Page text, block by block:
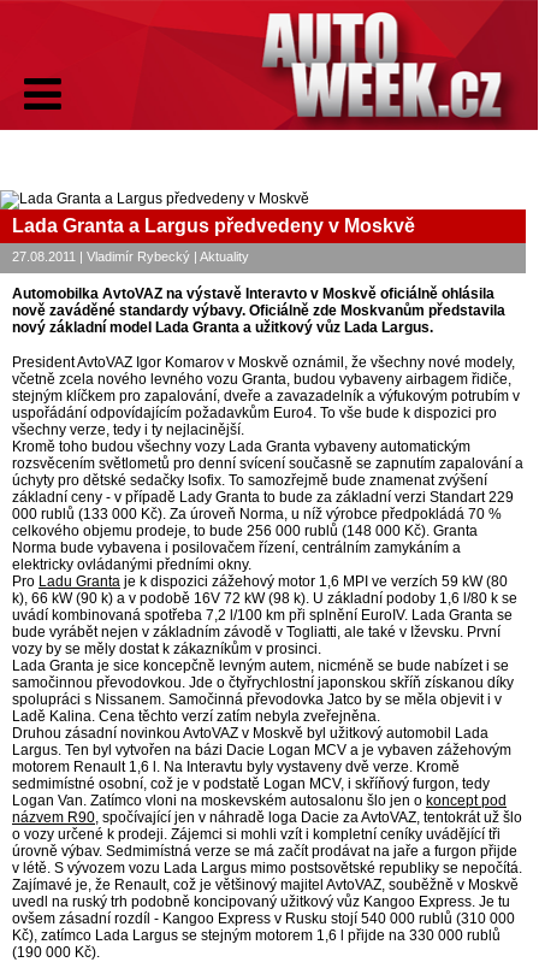
Lada Granta a Largus předvedeny v Moskvě
27.08.2011 | Vladimír Rybecký | Aktuality
Automobilka AvtoVAZ na výstavě Interavto v Moskvě oficiálně ohlásila
nově zaváděné standardy výbavy. Oficiálně zde Moskvanům představila
nový základní model Lada Granta a užitkový vůz Lada Largus.
President AvtoVAZ Igor Komarov v Moskvě oznámil, že všechny nové modely,
včetně zcela nového levného vozu Granta, budou vybaveny airbagem řidiče,
stejným klíčkem pro zapalování, dveře a zavazadelník a výfukovým potrubím v
uspořádání odpovídajícím požadavkům Euro4. To vše bude k dispozici pro
všechny verze, tedy i ty nejlacinější.
Kromě toho budou všechny vozy Lada Granta vybaveny automatickým
rozsvěcením světlometů pro denní svícení současně se zapnutím zapalování a
úchyty pro dětské sedačky Isofix. To samozřejmě bude znamenat zvýšení
základní ceny - v případě Lady Granta to bude za základní verzi Standart 229
000 rublů (133 000 Kč). Za úroveň Norma, u níž výrobce předpokládá 70 %
celkového objemu prodeje, to bude 256 000 rublů (148 000 Kč). Granta
Norma bude vybavena i posilovačem řízení, centrálním zamykáním a
elektricky ovládanými předními okny.
Pro Ladu Granta je k dispozici zážehový motor 1,6 MPI ve verzích 59 kW (80
k), 66 kW (90 k) a v podobě 16V 72 kW (98 k). U základní podoby 1,6 l/80 k se
uvádí kombinovaná spotřeba 7,2 l/100 km při splnění EuroIV. Lada Granta se
bude vyrábět nejen v základním závodě v Togliatti, ale také v Iževsku. První
vozy by se měly dostat k zákazníkům v prosinci.
Lada Granta je sice koncepčně levným autem, nicméně se bude nabízet i se
samočinnou převodovkou. Jde o čtyřrychlostní japonskou skříň získanou díky
spolupráci s Nissanem. Samočinná převodovka Jatco by se měla objevit i v
Ladě Kalina. Cena těchto verzí zatím nebyla zveřejněna.
Druhou zásadní novinkou AvtoVAZ v Moskvě byl užitkový automobil Lada
Largus. Ten byl vytvořen na bázi Dacie Logan MCV a je vybaven zážehovým
motorem Renault 1,6 l. Na Interavtu byly vystaveny dvě verze. Kromě
sedmimístné osobní, což je v podstatě Logan MCV, i skříňový furgon, tedy
Logan Van. Zatímco vloni na moskevském autosalonu šlo jen o koncept pod
názvem R90, spočívající jen v náhradě loga Dacie za AvtoVAZ, tentokrát už šlo
o vozy určené k prodeji. Zájemci si mohli vzít i kompletní ceníky uvádějící tři
úrovně výbav. Sedmimístná verze se má začít prodávat na jaře a furgon přijde
v létě. S vývozem vozu Lada Largus mimo postsovětské republiky se nepočítá.
Zajímavé je, že Renault, což je většinový majitel AvtoVAZ, souběžně v Moskvě
uvedl na ruský trh podobně koncipovaný užitkový vůz Kangoo Express. Je tu
ovšem zásadní rozdíl - Kangoo Express v Rusku stojí 540 000 rublů (310 000
Kč), zatímco Lada Largus se stejným motorem 1,6 l přijde na 330 000 rublů
(190 000 Kč).